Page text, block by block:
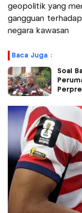
geopolitik yang
gangguan
negara kawasan
Baca Juga :
Soal